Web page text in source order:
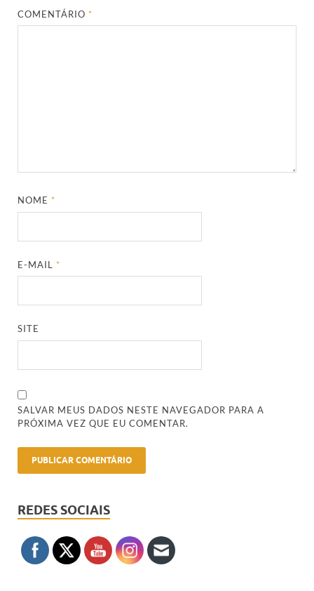
COMENTÁRIO*
NOME*
E-MAIL*
SITE
SALVAR MEUS DADOS NESTE NAVEGADOR PARA A
PRÓXIMA VEZ QUE EU COMENTAR.
REDES SOCIAIS